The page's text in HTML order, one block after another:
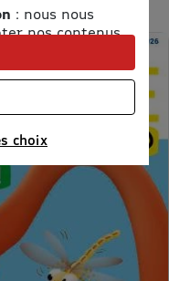
: nous nous
nos contenus
avec nos
des
la liste de nos
choix